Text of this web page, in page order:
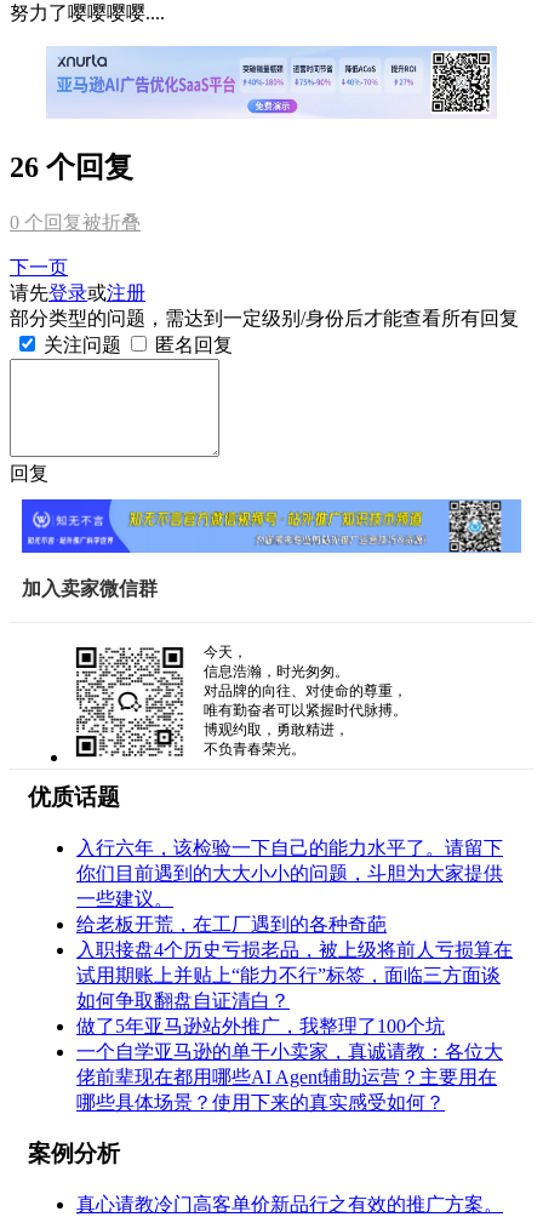
努力了嘤嘤嘤嘤....
26 个回复
0 个回复被折叠
下一页
请先登录或注册
部分类型的问题，需达到一定级别/身份后才能查看所有回复
关注问题
匿名回复
回复
加入卖家微信群
今天，
信息浩瀚，时光匆匆。
对品牌的向往、对使命的尊重，
唯有勤奋者可以紧握时代脉搏。
博观约取，勇敢精进，
不负青春荣光。
优质话题
入行六年，该检验一下自己的能力水平了。请留下
你们目前遇到的大大小小的问题，斗胆为大家提供
一些建议。
给老板开荒，在工厂遇到的各种奇葩
入职接盘4个历史亏损老品，被上级将前人亏损算在
试用期账上并贴上“能力不行”标签，面临三方面谈
如何争取翻盘自证清白？
做了5年亚马逊站外推广，我整理了100个坑
一个自学亚马逊的单干小卖家，真诚请教：各位大
佬前辈现在都用哪些AI Agent辅助运营？主要用在
哪些具体场景？使用下来的真实感受如何？
案例分析
真心请教冷门高客单价新品行之有效的推广方案。